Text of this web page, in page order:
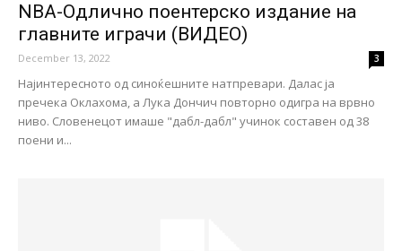
NBA-Одлично поентерско издание на
главните играчи (ВИДЕО)
December 13, 2022 3
Најинтересното од синоќешните натпревари. Далас ја
пречека Оклахома, а Лука Дончич повторно одигра на врвно
ниво. Словенецот имаше "дабл-дабл" учинок составен од 38
поени и...